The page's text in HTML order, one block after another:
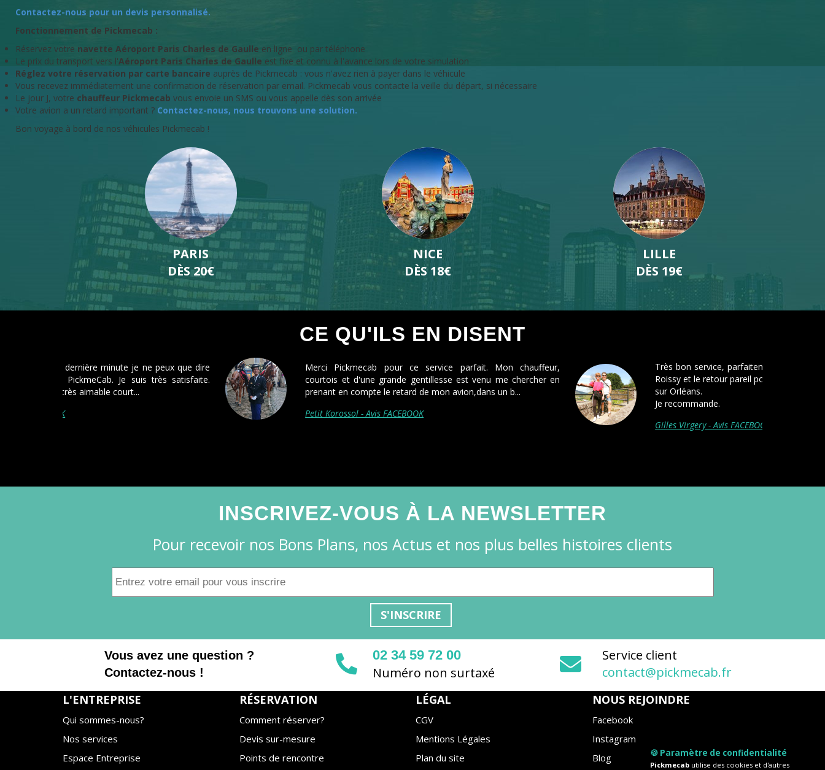
Contactez-nous pour un devis personnalisé.
Fonctionnement de Pickmecab :
Réservez votre navette Aéroport Paris Charles de Gaulle en ligne ou par téléphone
Le prix du transport vers l'Aéroport Paris Charles de Gaulle est fixe et connu à l'avance lors de votre simulation
Réglez votre réservation par carte bancaire auprès de Pickmecab : vous n'avez rien à payer dans le véhicule
Vous recevez immédiatement une confirmation de réservation par email. Pickmecab vous contacte la veille du départ, si nécessaire
Le jour J, votre chauffeur Pickmecab vous envoie un SMS ou vous appelle dès son arrivée
Votre avion a un retard important ? Contactez-nous, nous trouvons une solution.
Bon voyage à bord de nos véhicules Pickmecab !
LILLE
DÈS 19€
LYON
DÈS 19€
BORDEAUX
DÈS 19€
CE QU'ILS EN DISENT
Très bon service, parfaitement à l'heure à domicile pour aller à
Roissy et le retour pareil pour un prix moins élevé que les autres
Première fois que je fais appel à pickmecab, et se ne sera pas
la dernière! Ponctualité à l'aéroport de Roissy malgré le monde,
chauffeur avenant et poli, véhicule pro...
Isabelle Rousselle-Barbier - Avis FACEBOOK
INSCRIVEZ-VOUS À LA NEWSLETTER
Pour recevoir nos Bons Plans, nos Actus et nos plus belles histoires clients
S'INSCRIRE
Vous avez une question ?
Contactez-nous !
02 34 59 72 00
Numéro non surtaxé
Service client
contact@pickmecab.fr
L'ENTREPRISE
Qui sommes-nous?
Nos services
Espace Entreprise
RÉSERVATION
Comment réserver?
Devis sur-mesure
Points de rencontre
LÉGAL
CGV
Mentions Légales
Plan du site
NOUS REJOINDRE
Facebook
Instagram
Blog
🍪 Paramètre de confidentialité
Pickmecab utilise des cookies et d'autres